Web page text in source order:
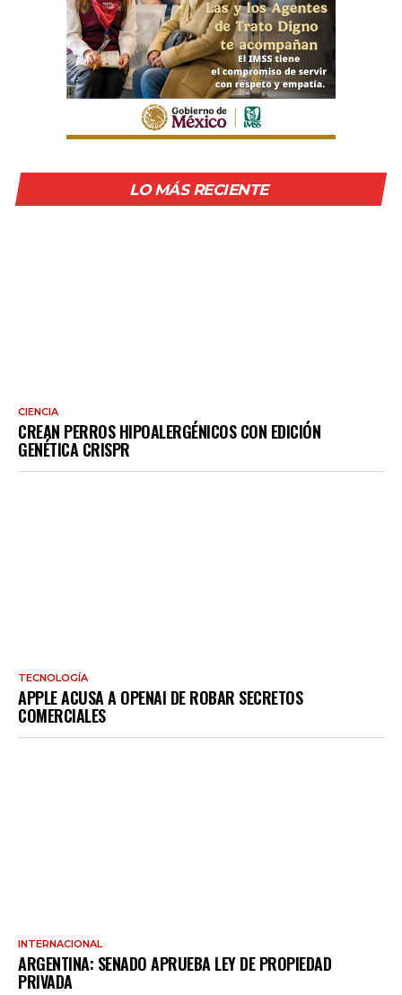
LO MÁS RECIENTE
CIENCIA
CREAN PERROS HIPOALERGÉNICOS CON EDICIÓN
GENÉTICA CRISPR
TECNOLOGÍA
APPLE ACUSA A OPENAI DE ROBAR SECRETOS
COMERCIALES
INTERNACIONAL
ARGENTINA: SENADO APRUEBA LEY DE PROPIEDAD
PRIVADA